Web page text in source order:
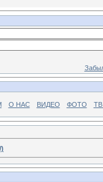
О НАС ВИДЕО ФОТО ТВ